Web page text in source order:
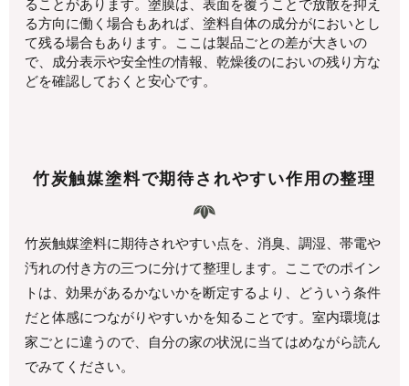
ることがあります。塗膜は、表面を覆うことで放散を抑え
る方向に働く場合もあれば、塗料自体の成分がにおいとし
て残る場合もあります。ここは製品ごとの差が大きいの
で、成分表示や安全性の情報、乾燥後のにおいの残り方な
どを確認しておくと安心です。
竹炭触媒塗料で期待されやすい作用の整理
竹炭触媒塗料に期待されやすい点を、消臭、調湿、帯電や
汚れの付き方の三つに分けて整理します。ここでのポイン
トは、効果があるかないかを断定するより、どういう条件
だと体感につながりやすいかを知ることです。室内環境は
家ごとに違うので、自分の家の状況に当てはめながら読ん
でみてください。